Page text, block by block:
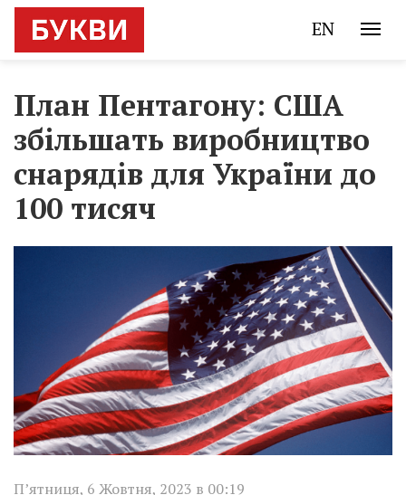
EN
План Пентагону: США
збільшать виробництво
снарядів для України до
100 тисяч
П’ятниця, 6 Жовтня, 2023 в 00:19